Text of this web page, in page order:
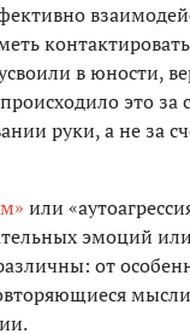
в юности,
это
руки, а не за
или
эмоций
от